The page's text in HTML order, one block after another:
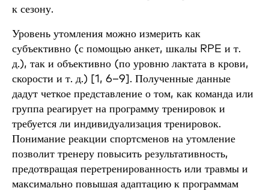
к сезону.
Уровень утомления можно измерить как
субъективно (с помощью анкет, шкалы RPE и т.
д.), так и объективно (по уровню лактата в крови,
скорости и т. д.) [1, 6–9]. Полученные данные
дадут четкое представление о том, как команда или
группа реагирует на программу тренировок и
требуется ли индивидуализация тренировок.
Понимание реакции спортсменов на утомление
позволит тренеру повысить результативность,
предотвращая перетренированность или травмы и
максимально повышая адаптацию к программам